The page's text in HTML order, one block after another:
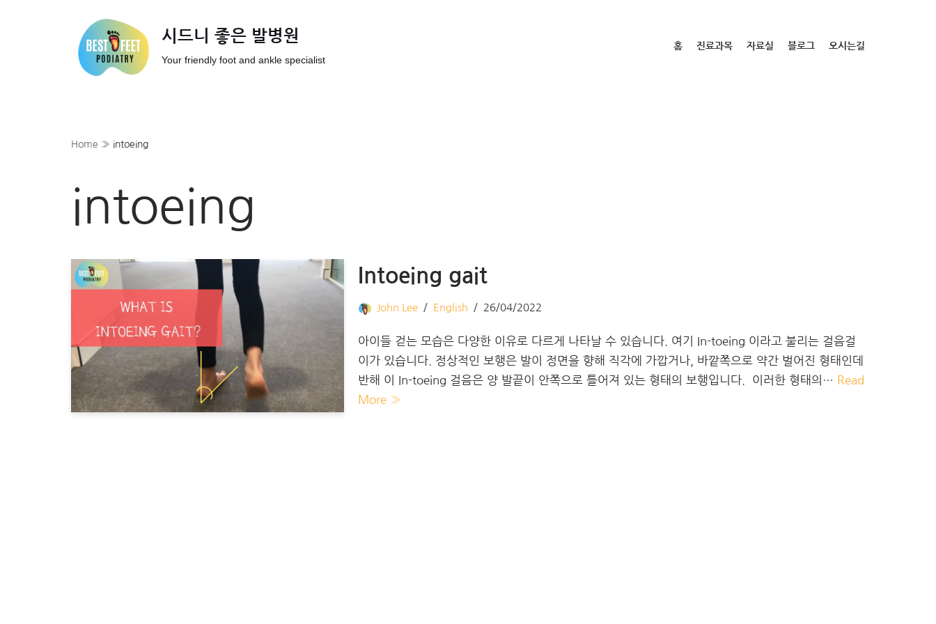
시드니 좋은 발병원
Your friendly foot and ankle specialist
홈 진료과목 자료실 블로그 오시는길
Home » intoeing
intoeing
Intoeing gait
John Lee English 26/04/2022
아이들 걷는 모습은 다양한 이유로 다르게 나타날 수 있습니다. 여기 In-toeing 이라고 불리는 걸음걸
이가 있습니다. 정상적인 보행은 발이 정면을 향해 직각에 가깝거나, 바깥쪽으로 약간 벌어진 형태인데
반해 이 In-toeing 걸음은 양 발끝이 안쪽으로 틀어져 있는 형태의 보행입니다. ​ 이러한 형태의… Read
More »